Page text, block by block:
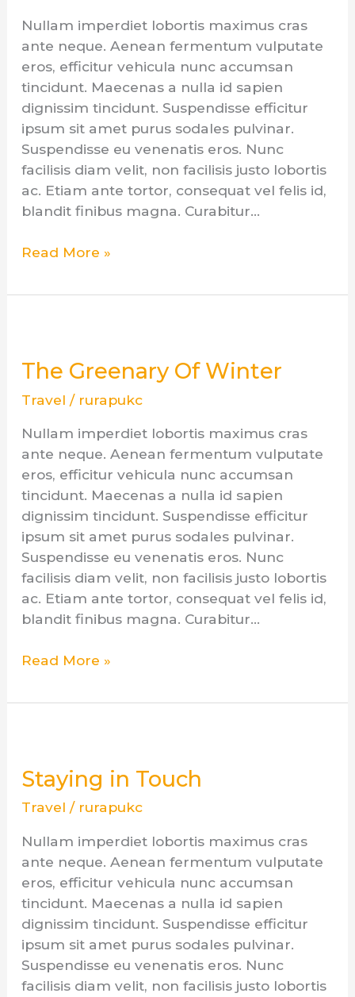
Nullam imperdiet lobortis maximus cras
ante neque. Aenean fermentum vulputate
eros, efficitur vehicula nunc accumsan
tincidunt. Maecenas a nulla id sapien
dignissim tincidunt. Suspendisse efficitur
ipsum sit amet purus sodales pulvinar.
Suspendisse eu venenatis eros. Nunc
facilisis diam velit, non facilisis justo lobortis
ac. Etiam ante tortor, consequat vel felis id,
blandit finibus magna. Curabitur…
Read More »
The Greenary Of Winter
Travel / rurapukc
Nullam imperdiet lobortis maximus cras
ante neque. Aenean fermentum vulputate
eros, efficitur vehicula nunc accumsan
tincidunt. Maecenas a nulla id sapien
dignissim tincidunt. Suspendisse efficitur
ipsum sit amet purus sodales pulvinar.
Suspendisse eu venenatis eros. Nunc
facilisis diam velit, non facilisis justo lobortis
ac. Etiam ante tortor, consequat vel felis id,
blandit finibus magna. Curabitur…
Of
Read More »
Staying in Touch
Travel / rurapukc
Nullam imperdiet lobortis maximus cras
ante neque. Aenean fermentum vulputate
eros, efficitur vehicula nunc accumsan
tincidunt. Maecenas a nulla id sapien
dignissim tincidunt. Suspendisse efficitur
ipsum sit amet purus sodales pulvinar.
Suspendisse eu venenatis eros. Nunc
facilisis diam velit, non facilisis justo lobortis
Touch